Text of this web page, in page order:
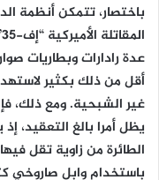
باختصار، تتمكن أنظمة
عدة رادارات وبطاريات
غير الشبحية. ومع ذلك،
يظل أمرا بالغ التعقيد،
الطائرة من زاوية تقل
باستخدام وابل صاروخي